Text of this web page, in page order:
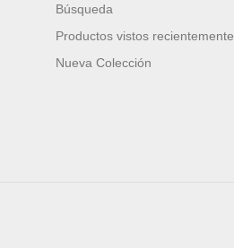
Búsqueda
Productos vistos recientemente
Nueva Colección